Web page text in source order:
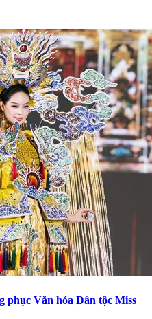
phục Văn hóa Dân tộc Miss